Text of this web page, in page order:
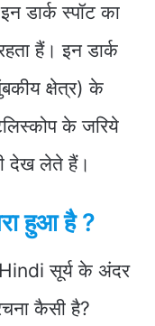
डार्क स्पॉट का
हैं। इन डार्क
क्षेत्र) के
के जरिये
देख लेते हैं।
हुआ है?